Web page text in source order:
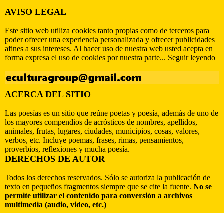
AVISO LEGAL
Este sitio web utiliza cookies tanto propias como de terceros para
poder ofrecer una experiencia personalizada y ofrecer publicidades
afines a sus intereses. Al hacer uso de nuestra web usted acepta en
forma expresa el uso de cookies por nuestra parte... Seguir leyendo
ACERCA DEL SITIO
Las poesías es un sitio que reúne poetas y poesía, además de uno de
los mayores compendios de acrósticos de nombres, apellidos,
animales, frutas, lugares, ciudades, municipios, cosas, valores,
verbos, etc. Incluye poemas, frases, rimas, pensamientos,
proverbios, reflexiones y mucha poesía.
DERECHOS DE AUTOR
Todos los derechos reservados. Sólo se autoriza la publicación de
texto en pequeños fragmentos siempre que se cite la fuente. No se
permite utilizar el contenido para conversión a archivos
multimedia (audio, video, etc.)